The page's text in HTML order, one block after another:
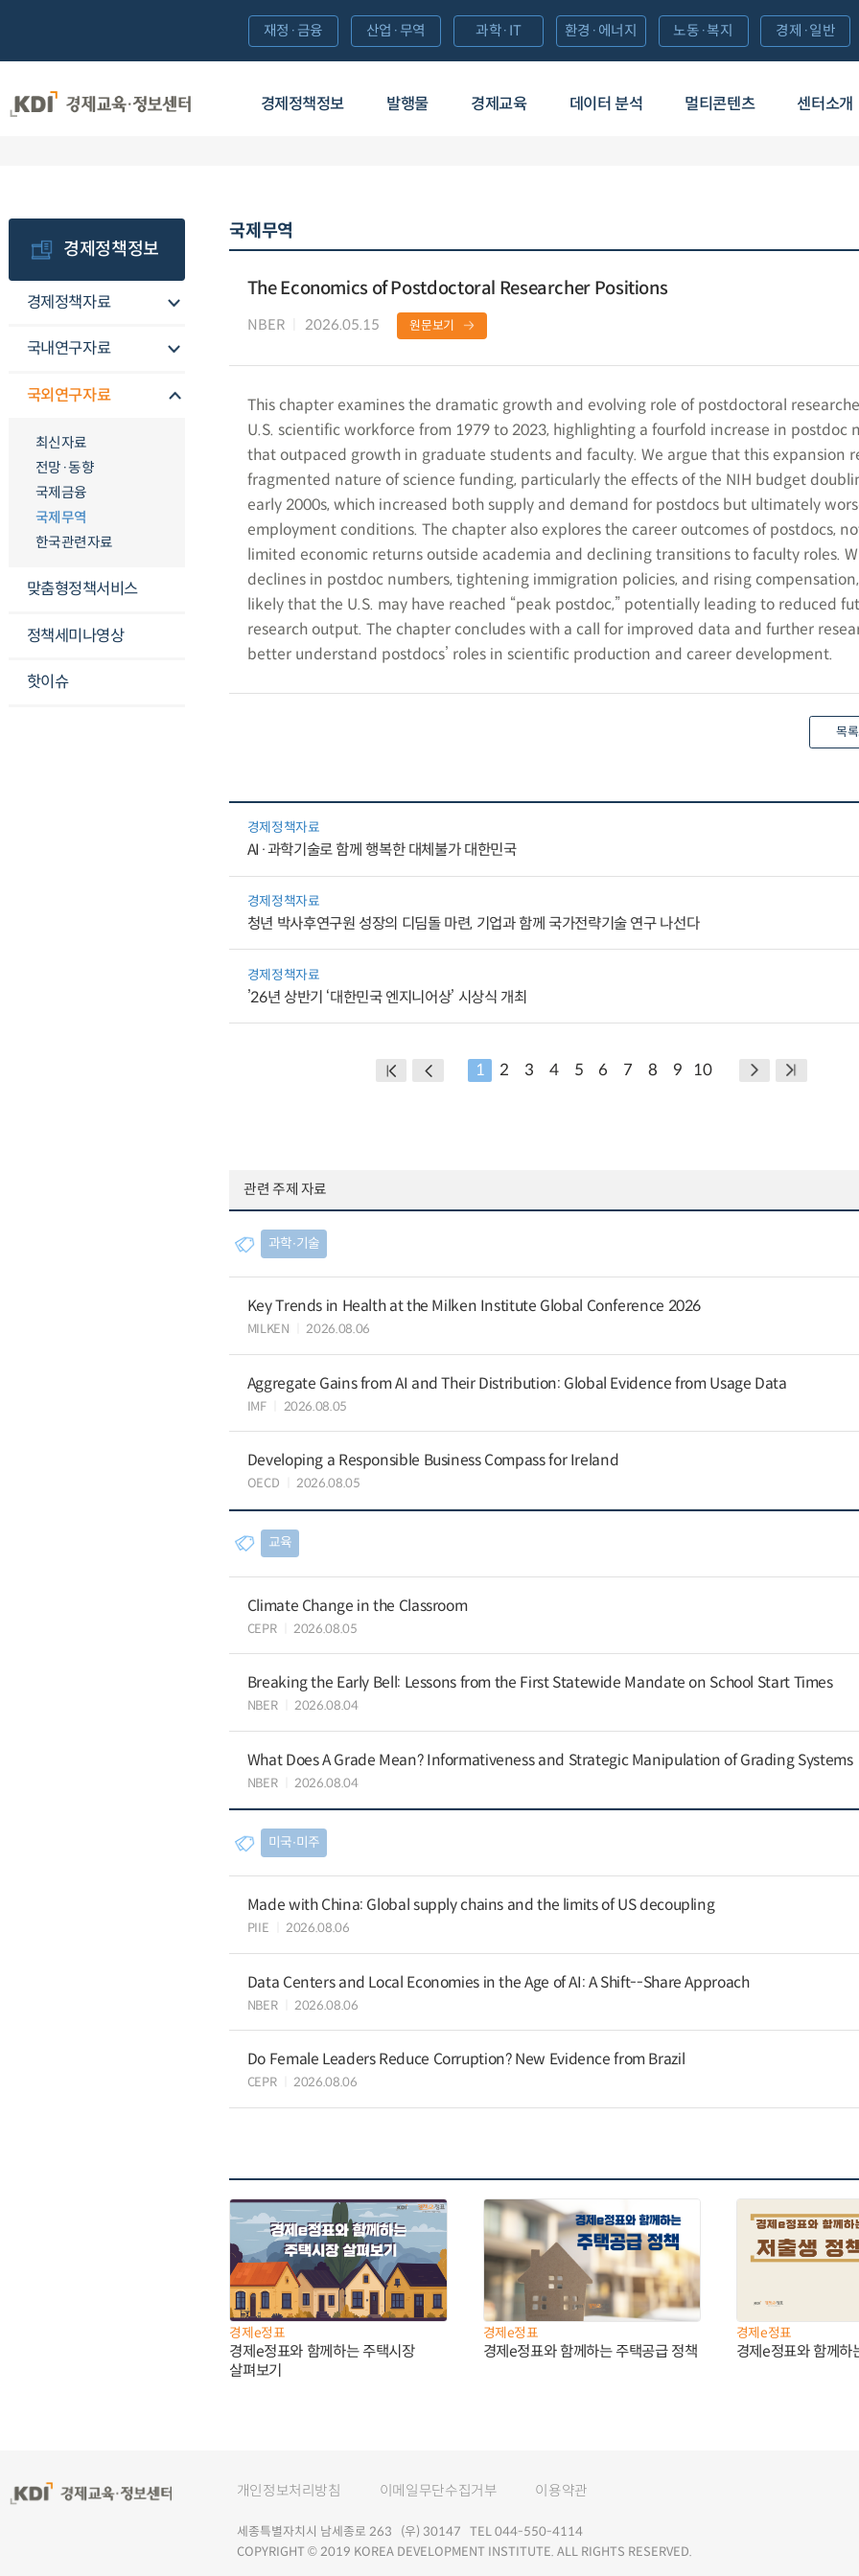
경제정책정보 발행물 경제교육 데이터 분석 멀티콘텐츠 센터소개
재정·금융 산업·무역 과학·IT 환경·에너지 노동·복지 경제·일반
경제정책정보
경제정책자료
국내연구자료
국외연구자료
최신자료
전망·동향
국제금융
국제무역
한국관련자료
맞춤형정책서비스
정책세미나영상
핫이슈
국제무역
The Economics of Postdoctoral Researcher Positions
NBER 2026.05.15 원문보기
This chapter examines the dramatic growth and evolving role of postdoctoral
U.S. scientific workforce from 1979 to 2023, highlighting a fourfold increase in postdoc
that outpaced growth in graduate students and faculty. We argue that this expansion
fragmented nature of science funding, particularly the effects of the NIH budget
early 2000s, which increased both supply and demand for postdocs but ultimately
employment conditions. The chapter also explores the career outcomes of postdocs,
limited economic returns outside academia and declining transitions to faculty roles.
declines in postdoc numbers, tightening immigration policies, and rising
likely that the U.S. may have reached “peak postdoc,” potentially leading to reduced
research output. The chapter concludes with a call for improved data and further
better understand postdocs’ roles in scientific production and career development.
목
경제정책자료
AI·과학기술로 함께 행복한 대체불가 대한민국
경제정책자료
청년 박사후연구원 성장의 디딤돌 마련, 기업과 함께 국가전략기술 연구 나선다
경제정책자료
’26년 상반기 ‘대한민국 엔지니어상’ 시상식 개최
1 2 3 4 5 6 7 8 9 10
관련 주제 자료
과학∙기술
Key Trends in Health at the Milken Institute Global Conference 2026
MILKEN 2026.08.06
Aggregate Gains from AI and Their Distribution: Global Evidence from Usage Data
IMF 2026.08.05
Developing a Responsible Business Compass for Ireland
OECD 2026.08.05
교육
Climate Change in the Classroom
CEPR 2026.08.05
Breaking the Early Bell: Lessons from the First Statewide Mandate on School Start Times
NBER 2026.08.04
What Does A Grade Mean? Informativeness and Strategic Manipulation of Grading Systems
NBER 2026.08.04
미국∙미주
Made with China: Global supply chains and the limits of US decoupling
PIIE 2026.08.06
Data Centers and Local Economies in the Age of AI: A Shift--Share Approach
NBER 2026.08.06
Do Female Leaders Reduce Corruption? New Evidence from Brazil
CEPR 2026.08.06
경제e정표
경제e정표와 함께하는 주택시장
살펴보기
경제e정표
경제e정표와 함께하는 주택공급 정책
경제e정표
경제e정표와 함께하
개인정보처리방침 이메일무단수집거부 이용약관
세종특별자치시 남세종로 263 (우) 30147 TEL 044-550-4114
COPYRIGHT © 2019 KOREA DEVELOPMENT INSTITUTE. ALL RIGHTS RESERVED.